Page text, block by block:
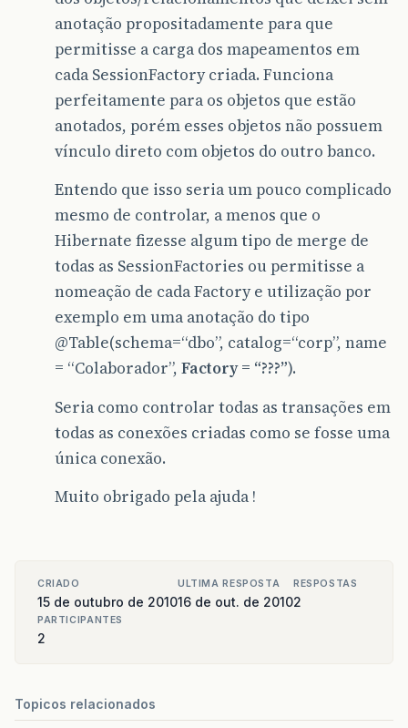
anotação propositadamente para que
permitisse a carga dos mapeamentos em
cada SessionFactory criada. Funciona
perfeitamente para os objetos que estão
anotados, porém esses objetos não possuem
vínculo direto com objetos do outro banco.
Entendo que isso seria um pouco complicado
mesmo de controlar, a menos que o
Hibernate fizesse algum tipo de merge de
todas as SessionFactories ou permitisse a
nomeação de cada Factory e utilização por
exemplo em uma anotação do tipo
@Table(schema=“dbo”, catalog=“corp”, name
= “Colaborador”, Factory = “???”).
Seria como controlar todas as transações em
todas as conexões criadas como se fosse uma
única conexão.
Muito obrigado pela ajuda !
CRIADO
15 de outubro de 2010
ULTIMA RESPOSTA
16 de out. de 2010
RESPOSTAS
2
PARTICIPANTES
2
Topicos relacionados